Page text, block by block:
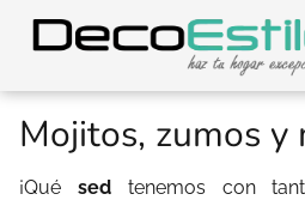
Mojitos, zumos y
¡Qué sed tenemos con